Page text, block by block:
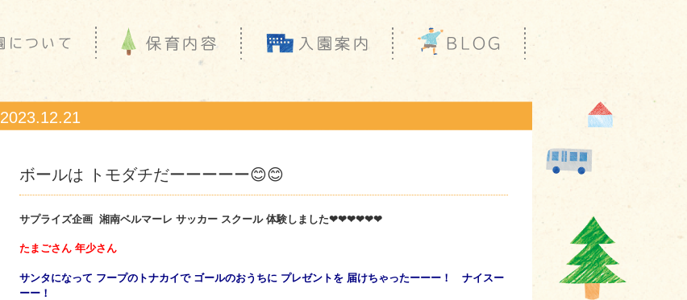
2023.12.21
ボールは トモダチだーーーーー😊😊
サプライズ企画 湘南ベルマーレ サッカー スクール 体験しました❤❤❤❤❤❤
たまごさん 年少さん
サンタになって フープのトナカイで ゴールのおうちに プレゼントを 届けちゃったーーー！ ナイスー
ーー！